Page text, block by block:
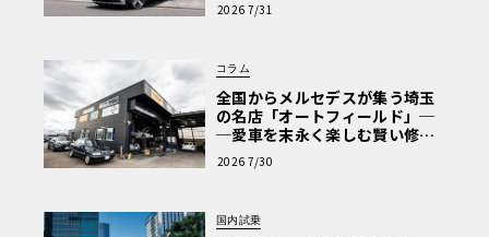
Why? Hyundai?】〈PR〉
2026 7/31
コラム
全国からメルセデスが集う埼玉
の名店「オートフィールド」─
─愛車を末永く楽しむ賢い修理
術と、プロがフックス製オイル
を選ぶ理由〈PR〉
2026 7/30
国内試乗